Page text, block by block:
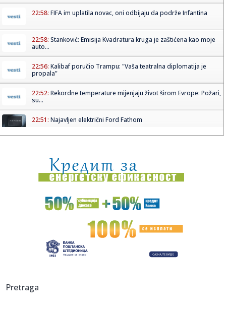
22:58: FIFA im uplatila novac, oni odbijaju da podrže Infantina
22:58: Stanković: Emisija Kvadratura kruga je zaštićena kao moje
auto...
22:56: Kalibaf poručio Trampu: "Vaša teatralna diplomatija je
propala"
22:52: Rekordne temperature mijenjaju život širom Evrope: Požari,
su...
22:51: Najavljen električni Ford Fathom
22:49:Štab za vanredne situacije: U većem delu Srbije nema
restrikcij...
22:46:Nazire se katastrofa; Kijev kriv za sve? FOTO/VIDEO
NUNS: Osuđujemo zastrašivanje redakcije A1tv iz Novog
22:43:Slovačka izmerila rekordnu temperaturu od 42,2 stepena
Pretraga